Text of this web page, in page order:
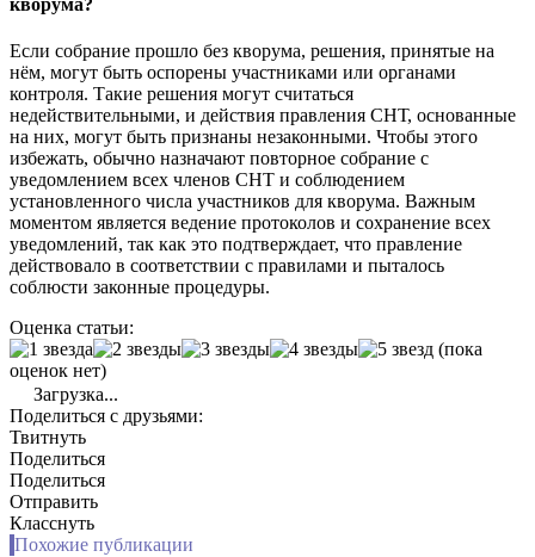
кворума?
Если собрание прошло без кворума, решения, принятые на
нём, могут быть оспорены участниками или органами
контроля. Такие решения могут считаться
недействительными, и действия правления СНТ, основанные
на них, могут быть признаны незаконными. Чтобы этого
избежать, обычно назначают повторное собрание с
уведомлением всех членов СНТ и соблюдением
установленного числа участников для кворума. Важным
моментом является ведение протоколов и сохранение всех
уведомлений, так как это подтверждает, что правление
действовало в соответствии с правилами и пыталось
соблюсти законные процедуры.
Оценка статьи:
(пока
оценок нет)
Загрузка...
Поделиться с друзьями:
Твитнуть
Поделиться
Поделиться
Отправить
Класснуть
Похожие публикации